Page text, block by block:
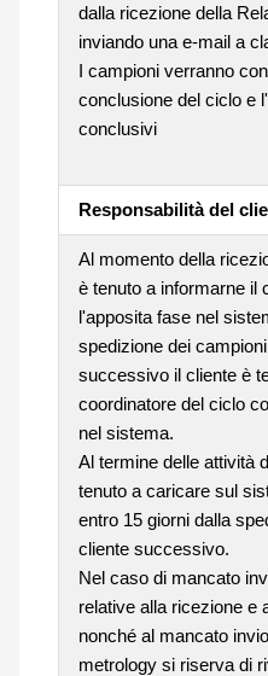
dalla ricezione della
inviando una e-mail a
I campioni verranno
conclusione del ciclo e
conclusivi
Responsabilità del
Al momento della
è tenuto a informarne il
l'apposita fase nel
spedizione dei
successivo il cliente è
coordinatore del ciclo
nel sistema.
Al termine delle attività
tenuto a caricare sul
entro 15 giorni dalla
cliente successivo.
Nel caso di mancato
relative alla ricezione e
nonché al mancato
metrology si riserva di